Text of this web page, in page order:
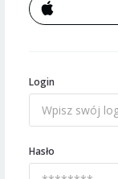
Login
Hasło